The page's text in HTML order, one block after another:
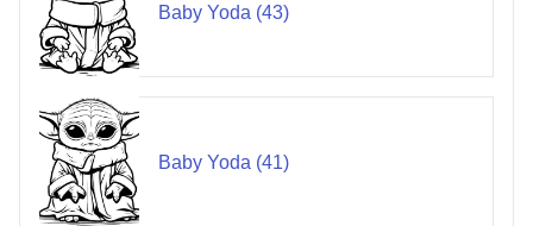
Baby Yoda (43)
Baby Yoda (41)